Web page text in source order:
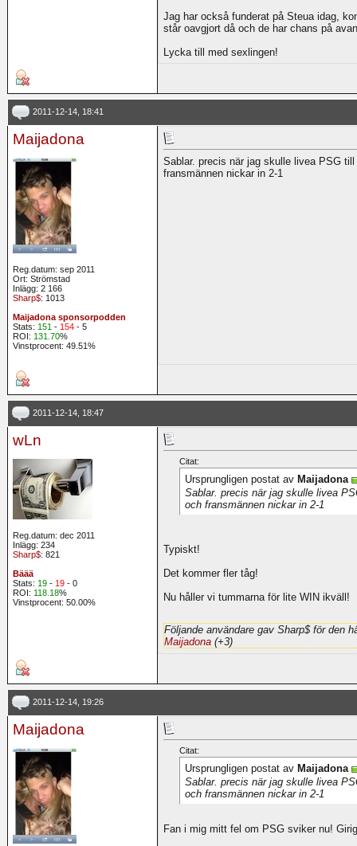
Jag har också funderat på Steua idag,
står oavgjort då och de har chans på
Lycka till med sexlingen!
2011-12-14, 18:41
Maijadona
Reg.datum: sep 2011
Ort: Strömstad
Inlägg: 2 166
Sharp$: 1013
Maijadona sponsorpodden
Stats: 151 - 154 - 5
ROI: 131.70%
Vinstprocent: 49.51%
Sablar. precis när jag skulle livea PSG
fransmännen nickar in 2-1
2011-12-14, 18:47
wLn
Reg.datum: dec 2011
Inlägg: 234
Sharp$: 821
Bäää
Stats: 19 - 19 - 0
ROI: 118.18%
Vinstprocent: 50.00%
Citat:
Ursprungligen postat av Maijadona
Sablar. precis när jag skulle livea
och fransmännen nickar in 2-1
Typiskt!
Det kommer fler tåg!
Nu håller vi tummarna för lite WIN ikväll!
Följande användare gav Sharp$ för den
Maijadona (+3)
2011-12-14, 19:26
Maijadona
Citat:
Ursprungligen postat av Maijadona
Sablar. precis när jag skulle livea
och fransmännen nickar in 2-1
Fan i mig mitt fel om PSG sviker nu!